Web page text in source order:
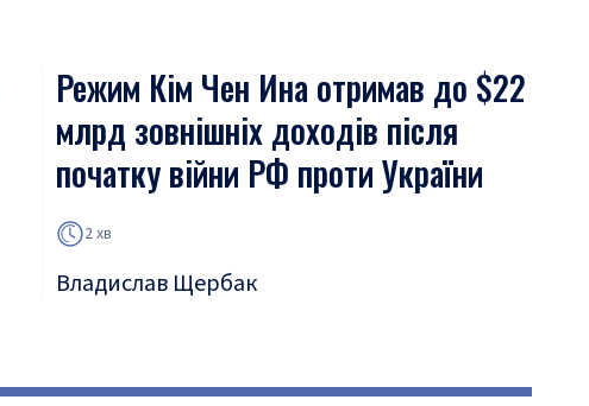
Режим Кім Чен Ина отримав до $22
млрд зовнішніх доходів після
початку війни РФ проти України
2 хв
Владислав Щербак